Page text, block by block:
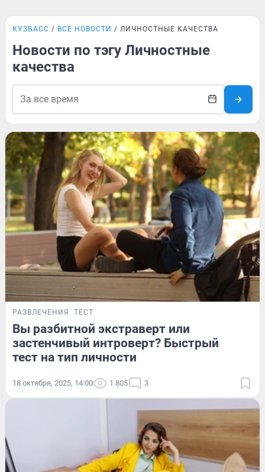
КУЗБАСС ВСЕ НОВОСТИ ЛИЧНОСТНЫЕ КАЧЕСТВА
Новости по тэгу Личностные
качества
РАЗВЛЕЧЕНИЯ ТЕСТ
Вы разбитной экстраверт или
застенчивый интроверт? Быстрый
тест на тип личности
18 октября, 2025, 14:00 1 805 3